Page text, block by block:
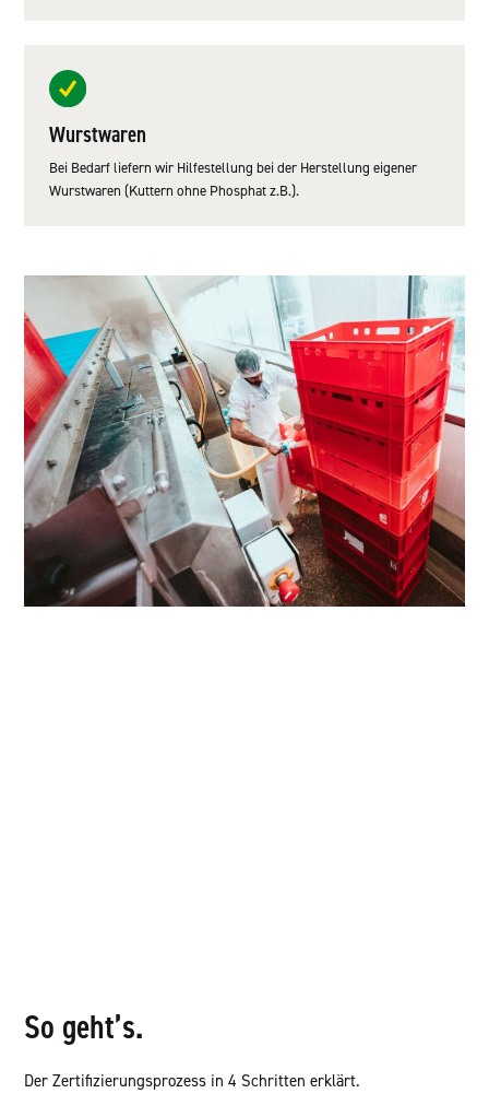
Wurstwaren
Bei Bedarf liefern wir Hilfestellung bei der Herstellung eigener
Wurstwaren (Kuttern ohne Phosphat z.B.).
So geht’s.
Der Zertifizierungsprozess in 4 Schritten erklärt.